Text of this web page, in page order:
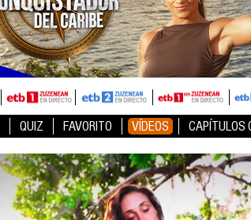
QUIZ FAVORITO VÍDEOS CAPÍTULOS